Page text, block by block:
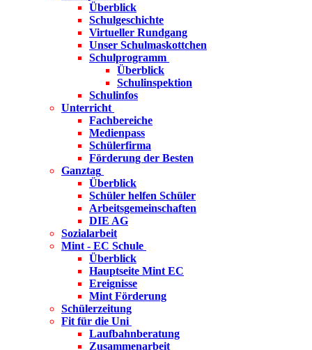
Überblick
Schulgeschichte
Virtueller Rundgang
Unser Schulmaskottchen
Schulprogramm
Überblick
Schulinspektion
Schulinfos
Unterricht
Fachbereiche
Medienpass
Schülerfirma
Förderung der Besten
Ganztag
Überblick
Schüler helfen Schüler
Arbeitsgemeinschaften
DIE AG
Sozialarbeit
Mint - EC Schule
Überblick
Hauptseite Mint EC
Ereignisse
Mint Förderung
Schülerzeitung
Fit für die Uni
Laufbahnberatung
Zusammenarbeit